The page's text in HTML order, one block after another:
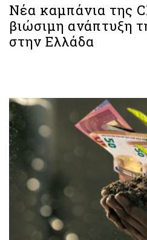
Νέα καμπάνια της
βιώσιμη ανάπτυξη
στην Ελλάδα